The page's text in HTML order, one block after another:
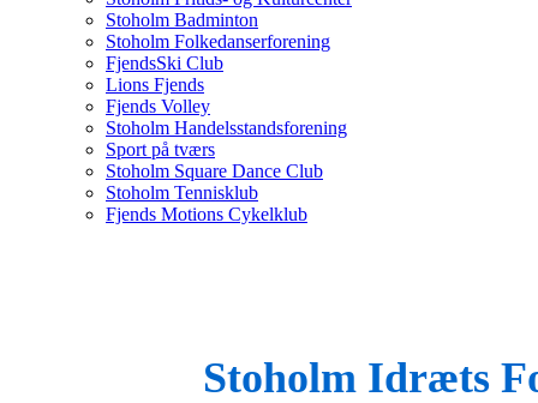
Stoholm Badminton
Stoholm Folkedanserforening
FjendsSki Club
Lions Fjends
Fjends Volley
Stoholm Handelsstandsforening
Sport på tværs
Stoholm Square Dance Club
Stoholm Tennisklub
Fjends Motions Cykelklub
Stoholm Idræts